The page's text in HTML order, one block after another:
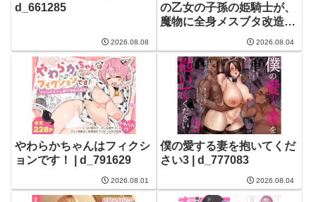
d_661285
2026.08.08
の乙女の子孫の姫騎士が、
魔物に全身メスブタ改造さ
れて魔物様との子を産みま
くりの最強母体孕み袋にな
るまで | d_715877
2026.08.04
やわらかちゃんはフィクシ
ョンです！ | d_791629
2026.08.01
僕の愛する妻を抱いてくだ
さい3 | d_777083
2026.08.04